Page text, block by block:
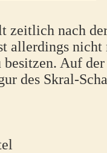
zeitlich nach
allerdings
Auf
des Skral-